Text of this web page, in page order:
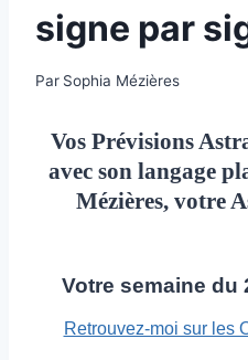
signe par
Par Sophia Mézières
Vos Prévisions
avec son langage
Mézières, votre
Votre semaine du
Retrouvez-moi sur les